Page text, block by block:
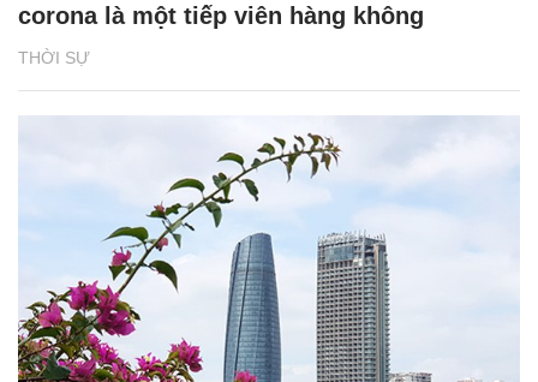
THỜI SỰ
corona là một tiếp viên hàng không